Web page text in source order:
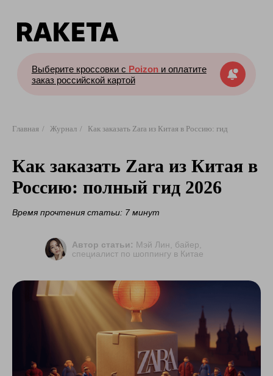
Главная / Журнал / Как заказать Zara из Китая в Россию: гид
Как заказать Zara из Китая в
Россию: полный гид 2026
Время прочтения статьи: 7 минут
Автор статьи: Мэй Лин, байер,
специалист по шоппингу в Китае